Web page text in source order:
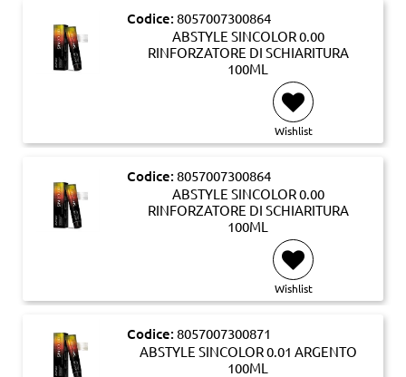
Codice: 8057007300864
ABSTYLE SINCOLOR 0.00
RINFORZATORE DI SCHIARITURA
100ML
Wishlist
Codice: 8057007300864
ABSTYLE SINCOLOR 0.00
RINFORZATORE DI SCHIARITURA
100ML
Wishlist
Codice: 8057007300871
ABSTYLE SINCOLOR 0.01 ARGENTO
100ML